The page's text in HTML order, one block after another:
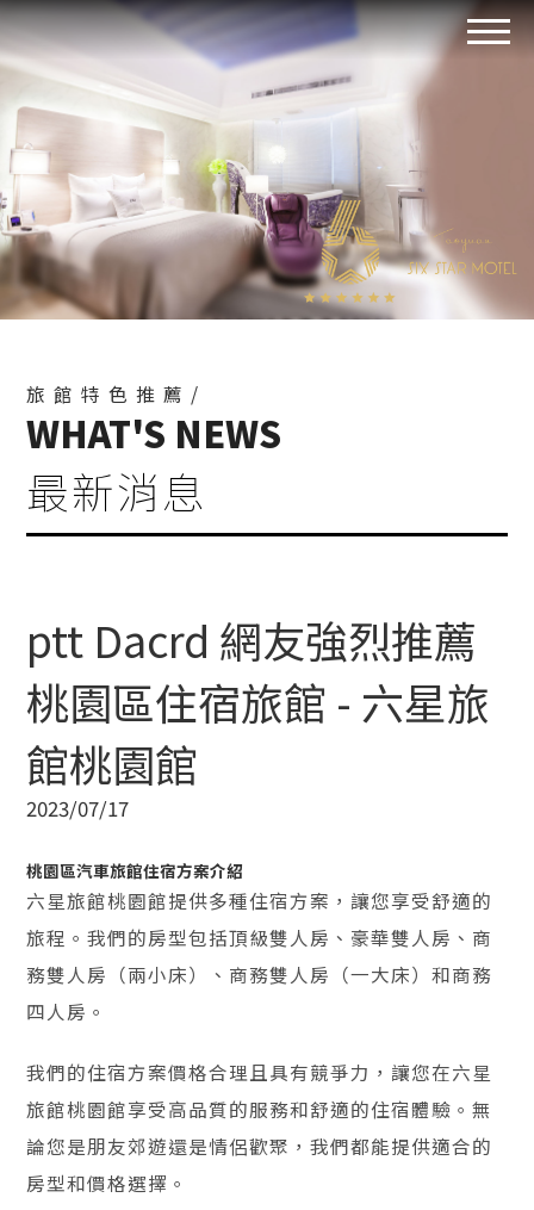
旅館特色推薦/
WHAT'S NEWS
最新消息
ptt Dacrd 網友強烈推薦
桃園區住宿旅館 - 六星旅
館桃園館
2023/07/17
桃園區汽車旅館住宿方案介紹
六星旅館桃園館提供多種住宿方案，讓您享受舒適的
旅程。我們的房型包括頂級雙人房、豪華雙人房、商
務雙人房（兩小床）、商務雙人房（一大床）和商務
四人房。
我們的住宿方案價格合理且具有競爭力，讓您在六星
旅館桃園館享受高品質的服務和舒適的住宿體驗。無
論您是朋友郊遊還是情侶歡聚，我們都能提供適合的
房型和價格選擇。